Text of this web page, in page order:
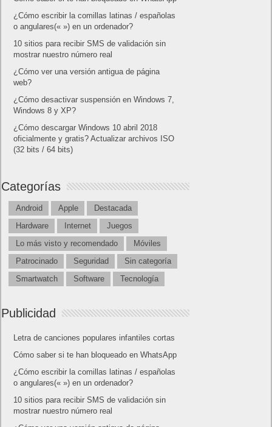
¿Cómo escribir la comillas latinas / españolas
o angulares(« ») en un ordenador?
10 sitios para recibir SMS de validación sin
mostrar nuestro número real
¿Cómo ver una versión antigua de página
web?
¿Cómo desactivar suspensión en Windows 7,
Windows 8 y XP?
¿Cómo descargar Windows 10 abril 2018
oficialmente y gratis? Actualizar archivos ISO
(32 bits / 64 bits)
Categorías
Android Apple
Destacada
Hardware
Internet
Juegos
Lo más visto y recomendado
Móviles
Patrocinado
Seguridad
Sin categoría
Smartwatch
Software Tecnología
Publicidad
Letra de canciones populares infantiles cortas
Cómo saber si te han bloqueado en WhatsApp
¿Cómo escribir la comillas latinas / españolas
o angulares(« ») en un ordenador?
10 sitios para recibir SMS de validación sin
mostrar nuestro número real